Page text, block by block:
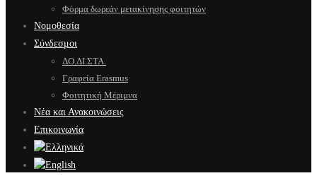
Φόρμα δωρεάν μετακίνησης φοιτητών
Νομοθεσία
Σύνδεσμοι
ΔΟ.ΔΙ.ΣΤΑ.
Γραφεία Erasmus
Φοιτητική Μέριμνα
Νέα και Ανακοινώσεις
Επικοινωνία